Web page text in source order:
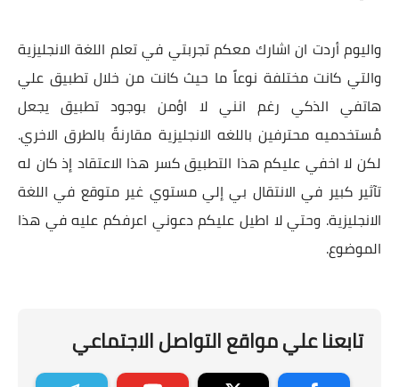
واليوم أردت ان اشارك معكم تجربتي في تعلم اللغة الانجليزية
والتي كانت مختلفة نوعاً ما حيث كانت من خلال تطبيق علي
هاتفي الذكي رغم انني لا اؤمن بوجود تطبيق يجعل
مُستخدميه محترفين باللغه الانجليزية مقارنةً بالطرق الاخري.
لكن لا اخفي عليكم هذا التطبيق كسر هذا الاعتقاد إذ كان له
تآثير كبير في الانتقال بي إلي مستوي غير متوقع في اللغة
الانجليزية. وحتي لا اطيل عليكم دعوني اعرفكم عليه في هذا
الموضوع.
تابعنا علي مواقع التواصل الاجتماعي